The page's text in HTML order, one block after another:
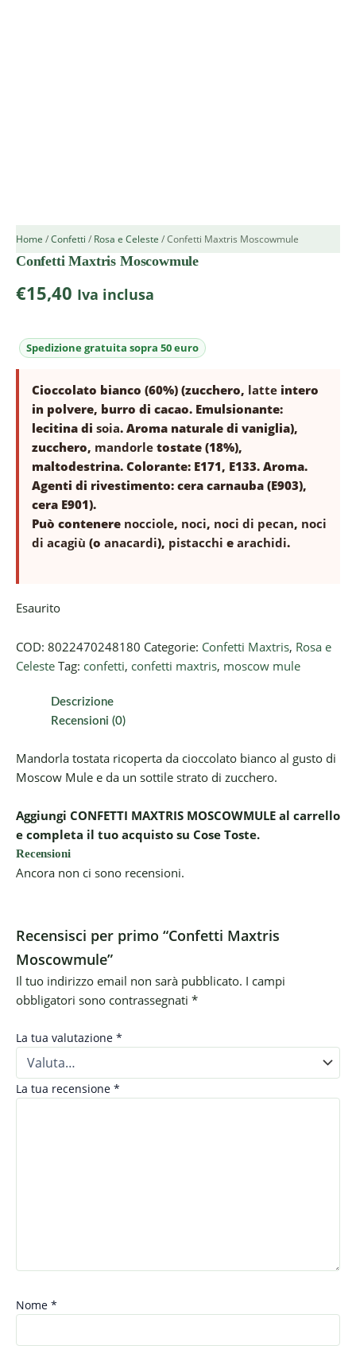
Home /Confetti / Rosa e Celeste / Confetti Maxtris Moscowmule
Confetti Maxtris Moscowmule
€15,40 Iva inclusa
Cioccolato bianco (60%) (zucchero, latte intero
in polvere, burro di cacao. Emulsionante:
lecitina di soia. Aroma naturale di vaniglia),
zucchero, mandorle tostate (18%),
maltodestrina. Colorante: E171, E133. Aroma.
Agenti di rivestimento: cera carnauba (E903),
cera E901).
Può contenere nocciole, noci, noci di pecan, noci
di acagiù (o anacardi), pistacchi e arachidi.
Esaurito
COD: 8022470248180 Categorie: Confetti Maxtris, Rosa e
Celeste Tag: confetti, confetti maxtris, moscow mule
Descrizione
Recensioni (0)
Mandorla tostata ricoperta da cioccolato bianco al gusto di
Moscow Mule e da un sottile strato di zucchero.
Aggiungi CONFETTI MAXTRIS MOSCOWMULE al carrello
e completa il tuo acquisto su Cose Toste.
Recensioni
Ancora non ci sono recensioni.
Recensisci per primo “Confetti Maxtris
Moscowmule”
Il tuo indirizzo email non sarà pubblicato. I campi
obbligatori sono contrassegnati *
La tua valutazione *
La tua recensione *
Nome *